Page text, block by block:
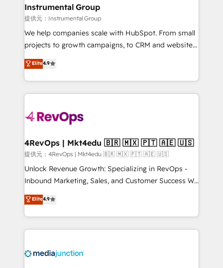
Premier Partner 2023 🌟5 HubSpot Accreditations 🌟
Won HubSpot Theme Challenge 2021 🌟INBOUND’19
HubSpot Rising Star Why us? Harnessing the full
potential of the powerful HubSpot CRM. ✔️A team of
HubSpot experience ✔️Flexible pricing models —
Hourly-fee (assigned one Dedicated HubSpot
requirement). ✔️Helped over 25,000+ customers so
far with our HubSpot solutions. ✔️Bespoke apps &
on-demand bundle services. Connect with us today!
Instrumental Group
提供元：Instrumental Group
We help companies scale with HubSpot. From small
projects to growth campaigns, to CRM and websites.
Hire an agency that's experienced in every inch of
HubSpot and willing to work hand-in-hand with your
team to simplify the complex and build a better
experience for your team and customers.
Elite4.9
4RevOps | Mkt4edu 🇧🇷 🇲🇽 🇵🇹 🇦🇪 🇺🇸
提供元：4RevOps | Mkt4edu 🇧🇷 🇲🇽 🇵🇹 🇦🇪 🇺🇸
Unlock Revenue Growth: Specializing in RevOps -
Inbound Marketing, Sales, and Customer Success We
specialize in driving revenue growth for companies
across industries through tailored marketing, sales,
and customer success strategies, utilizing RevOps
methodologies. As Latin America's largest HubSpot
offer unparalleled insights. Operating in five
Elite4.9